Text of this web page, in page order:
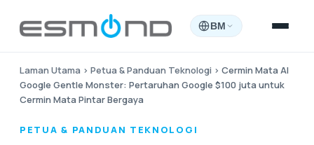
BM
Laman Utama › Petua & Panduan Teknologi › Cermin Mata AI
Google Gentle Monster: Pertaruhan Google $100 juta untuk
Cermin Mata Pintar Bergaya
PETUA & PANDUAN TEKNOLOGI